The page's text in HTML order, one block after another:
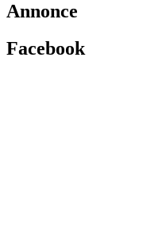
Annonce
Facebook